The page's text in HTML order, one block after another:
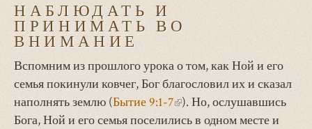
НАБЛЮДАТЬ И
ПРИНИМАТЬ ВО
ВНИМАНИЕ
Вспомним из прошлого урока о том, как Ной и его
семья покинули ковчег, Бог благословил их и сказал
наполнять землю (Бытие 9:1-7(внешняя
ссылка)
). Но, ослушавшись
Бога, Ной и его семья поселились в одном месте и